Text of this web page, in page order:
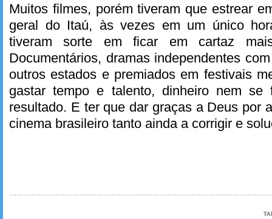
Muitos filmes, porém tiveram que estrear
geral do Itaú, às vezes em um único
tiveram sorte em ficar em cartaz
Documentários, dramas independentes
outros estados e premiados em festivais
gastar tempo e talento, dinheiro nem se
resultado. E ter que dar graças a Deus por
cinema brasileiro tanto ainda a corrigir e